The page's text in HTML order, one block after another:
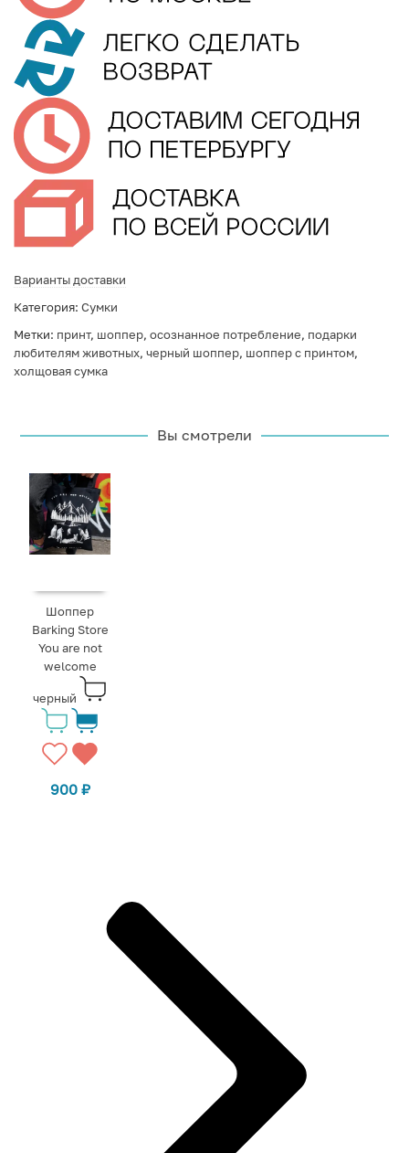
Варианты доставки
Категория: Сумки
Метки: принт, шоппер, осознанное потребление, подарки
любителям животных, черный шоппер, шоппер с принтом,
холщовая сумка
Вы смотрели
Шоппер
Barking Store
You are not
welcome
черный
900 ₽